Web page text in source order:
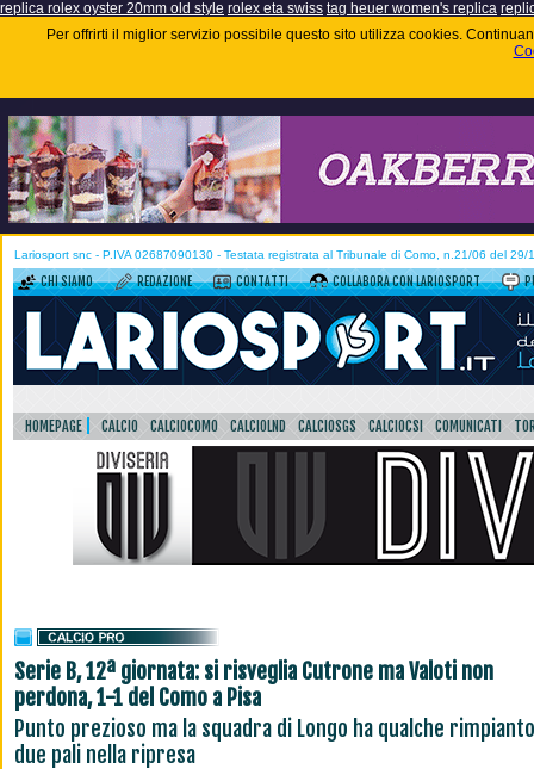
replica rolex oyster 20mm old style rolex eta swiss tag heuer women's replica
Per offrirti il miglior servizio possibile questo sito utilizza cookies.
Lariosport snc - P.IVA 02687090130 - Testata registrata al Tribunale di Como, n.21/06 del 29/
CHI SIAMO REDAZIONE CONTATTI COLLABORA CON LARIOSPORT
HOMEPAGE CALCIO CALCIOCOMO CALCIOLND CALCIOSGS CALCIOCSI COMUNICATI
Serie B, 12ª giornata: si risveglia Cutrone ma Valoti non
perdona, 1-1 del Como a Pisa
Punto prezioso ma la squadra di Longo ha qualche
due pali nella ripresa